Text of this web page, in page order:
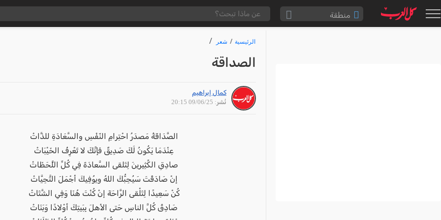
منطقة
الرئيسية شعر
الصداقة
كمال إبراهيم
نُشر: 09/06/25 20:15
الصَّدَاقَةُ مَصدَرُ احْتِرامِ النّفْسِ والسَّعَادَةِ للذَّاتْ
عِنْدَمَا يَكُونُ لَكَ صَدِيقٌ فَإنَّكَ لا تَعْرِفُ الخَيْبَاتْ
صادِقِ الكًَثِيرينَ لِتَلقى السَّعادَةَ فِي كُلِّ اللَّحَظَاتْ
إنْ صَادَقْتَ سَيُحِبُّكَ اللهُ ويوُفِيكَ أجْمَلَ التَّحِيَّاتْ
كُنْ سَعِيدًا لِتَلْقى الرَّاحَةَ إنْ كُنْتَ هُنَا وَفِي الشَّتَاتْ
صَادِقْ كُلَّ الناسِ حَتى الأهلَ بِبَيتِكَ أوْلادًا وَبَنَاتْ